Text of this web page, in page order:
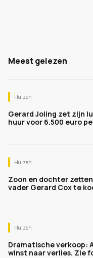
Meest gelezen
Huizen
Gerard Joling zet zijn
huur voor 6.500 euro
Huizen
Zoon en dochter
vader Gerard Cox te
Huizen
Dramatische verkoop:
winst naar verlies. Zie